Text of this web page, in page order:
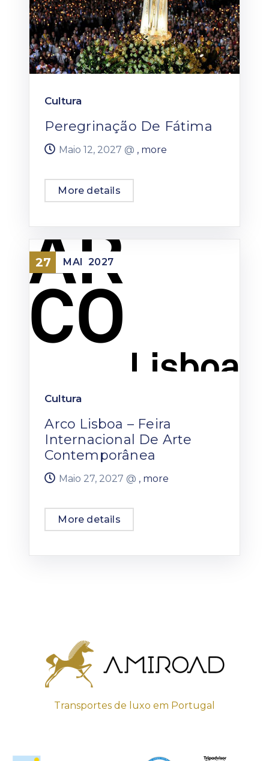
Cultura
Peregrinação De Fátima
Maio 12, 2027 @ , more
More details
27 MAI 2027
Cultura
Arco Lisboa – Feira
Internacional De Arte
Contemporânea
Maio 27, 2027 @ , more
More details
Transportes de luxo em Portugal